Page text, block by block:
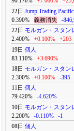
22日 Jump Trading Pacific
0.390%
義務消失 -
22日 モルガン・スタン
2.400%
+0.100% +203
19日 個人
83.110%
+3.690%
18日 モルガン・スタン
2.300%
+0.100% -395
11日 個人
79.420%
-4.620%
10日 モルガン・スタン
2.200%
-0.110% -1
08日 個人